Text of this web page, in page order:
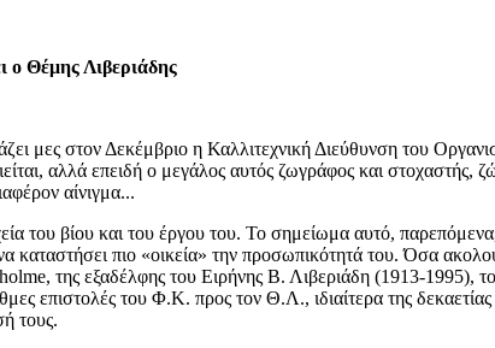
ο Θέμης Λιβεριάδης
μες στον Δεκέμβριο η Καλλιτεχνική Διεύθυνση του
αλλά επειδή ο μεγάλος αυτός ζωγράφος και
αίνιγμα...
του βίου και του έργου του. Το σημείωμα αυτό,
καταστήσει πιο «οικεία» την προσωπικότητά του. Όσα
της εξαδέλφης του Ειρήνης Β. Λιβεριάδη (1913-1995),
επιστολές του Φ.Κ. προς τον Θ.Λ., ιδιαίτερα της
τους.